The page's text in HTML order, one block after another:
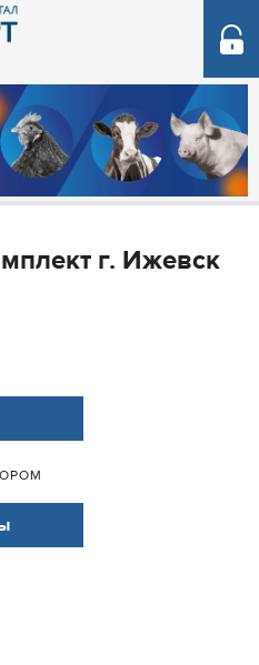
г. Ижевск